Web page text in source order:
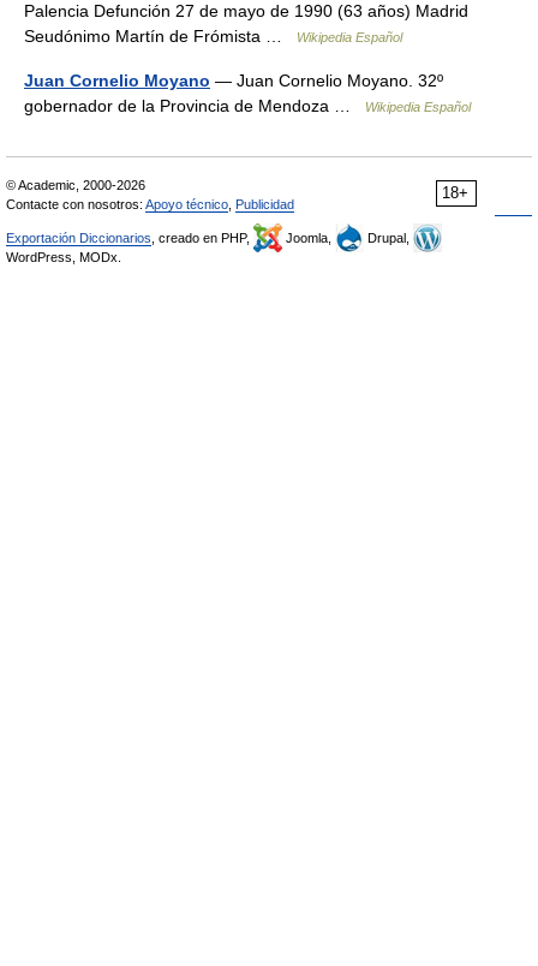
Palencia Defunción 27 de mayo de 1990 (63 años) Madrid
Seudónimo Martín de Frómista …
Wikipedia Español
Juan Cornelio Moyano — Juan Cornelio Moyano. 32º
gobernador de la Provincia de Mendoza …
Wikipedia Español
18+
© Academic, 2000-2026
Contacte con nosotros: Apoyo técnico Publicidad
Exportación Diccionarios , creado en PHP, Joomla,
Drupal,
WordPress, MODx.